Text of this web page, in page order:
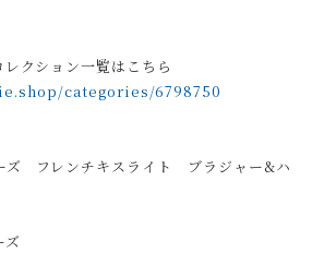
クション一覧はこちら
categories/6798750
ズ フレンチキスライト ブラジャー&ハ
ズ